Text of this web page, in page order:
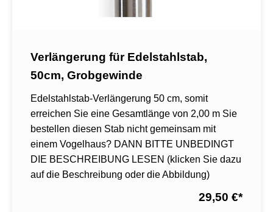
Verlängerung für Edelstahlstab,
50cm, Grobgewinde
Edelstahlstab-Verlängerung 50 cm, somit
erreichen Sie eine Gesamtlänge von 2,00 m Sie
bestellen diesen Stab nicht gemeinsam mit
einem Vogelhaus? DANN BITTE UNBEDINGT
DIE BESCHREIBUNG LESEN (klicken Sie dazu
auf die Beschreibung oder die Abbildung)
29,50 €*